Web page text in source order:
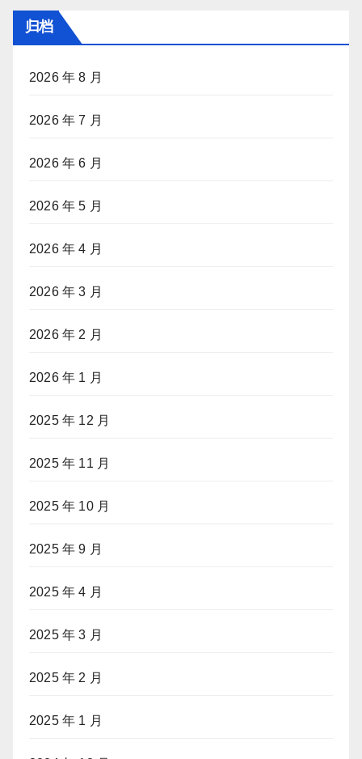
归档
2026 年 8 月
2026 年 7 月
2026 年 6 月
2026 年 5 月
2026 年 4 月
2026 年 3 月
2026 年 2 月
2026 年 1 月
2025 年 12 月
2025 年 11 月
2025 年 10 月
2025 年 9 月
2025 年 4 月
2025 年 3 月
2025 年 2 月
2025 年 1 月